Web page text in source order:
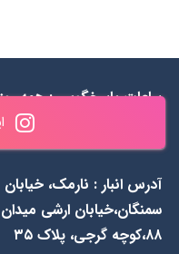
ساعات پاسخگویی : همه
آدرس انبار : نارمک، خیابان
سمنگان،خیابان ارشی میدان
۸۸،کوچه گرجی، پلاک ۳۵